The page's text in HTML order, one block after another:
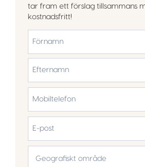
tar fram ett förslag tillsammans
kostnadsfritt!
Efternamn
post
område